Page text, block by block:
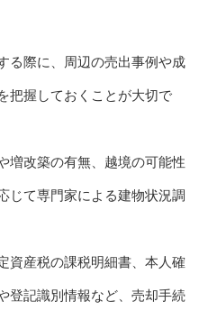
る際に、周辺の売出事例や成
把握しておくことが大切で
増改築の有無、越境の可能性
じて専門家による建物状況調
資産税の課税明細書、本人確
登記識別情報など、売却手続